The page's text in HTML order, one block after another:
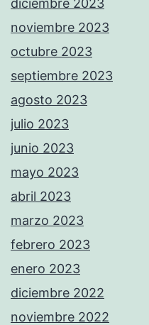
diciembre 2023
noviembre 2023
octubre 2023
septiembre 2023
agosto 2023
julio 2023
junio 2023
mayo 2023
abril 2023
marzo 2023
febrero 2023
enero 2023
diciembre 2022
noviembre 2022